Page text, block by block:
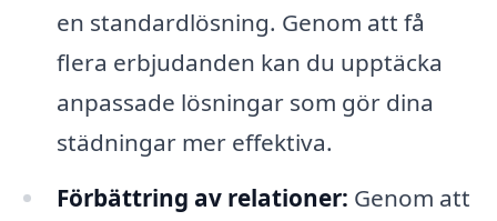
en standardlösning. Genom att få
flera erbjudanden kan du upptäcka
anpassade lösningar som gör dina
städningar mer effektiva.
Förbättring av relationer: Genom att